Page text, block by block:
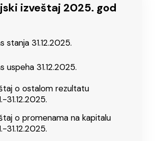
izveštaj 2025. god
stanja 31.12.2025.
uspeha 31.12.2025.
o ostalom rezultatu
31.12.2025.
o promenama na kapitalu
31.12.2025.